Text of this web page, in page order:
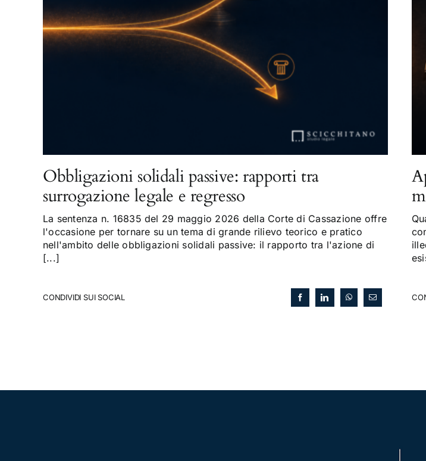
Obbligazioni solidali passive: rapporti tra
surrogazione legale e regresso
La sentenza n. 16835 del 29 maggio 2026 della Corte di Cassazione offre
l'occasione per tornare su un tema di grande rilievo teorico e pratico
nell'ambito delle obbligazioni solidali passive: il rapporto tra l'azione di
[...]
CONDIVIDI SUI SOCIAL